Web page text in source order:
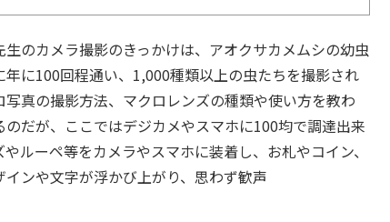
のカメラ撮影のきっかけは、アオクサカメムシの幼虫
に100回程通い、1,000種類以上の虫たちを撮影され
真の撮影方法、マクロレンズの種類や使い方を教わ
だが、ここではデジカメやスマホに100均で調達出来
ルーペ等をカメラやスマホに装着し、お札やコイン、
ンや文字が浮かび上がり、思わず歓声